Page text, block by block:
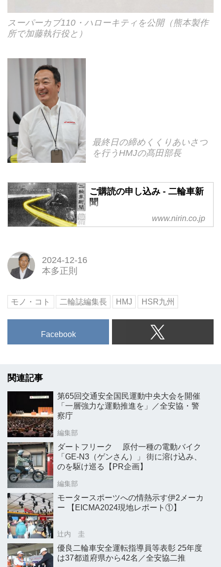
スーパーカブ110・ハローキティを公開（熊本製作
所で加藤執行役と）
最終日の締めくくりあいさつ
を行うHMJの髙田部長
ご購読の申し込み - 二輪車新
聞
www.nirin.co.jp
2024-12-16
本多正則
モノ・コト 二輪誌編集長 HMJ HSR九州
Facebook
関連記事
第65回交通安全国民運動中央大会を開催
「一層強力な運動推進を」／全安協・警
察庁
編集部
ダートフリーク 原付一種の電動バイク
「GE-N3（ゲンさん）」 街に溶け込み、
のを駆け巡る【PR企画】
編集部
モータースポーツへの情熱示す伊2メーカ
ー 【EICMA2024現地レポート①】
辻内 圭
優良二輪車安全運転指導員等表彰 25年度
は37都道府県から42名／全安協二推